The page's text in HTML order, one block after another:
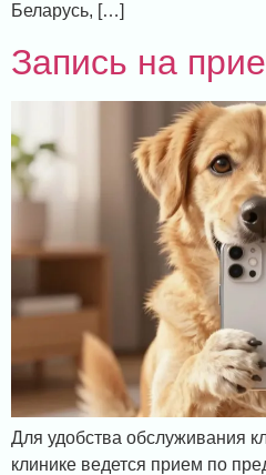
Беларусь, […]
Запись на
Для удобства обслуживания
клинике ведется прием по